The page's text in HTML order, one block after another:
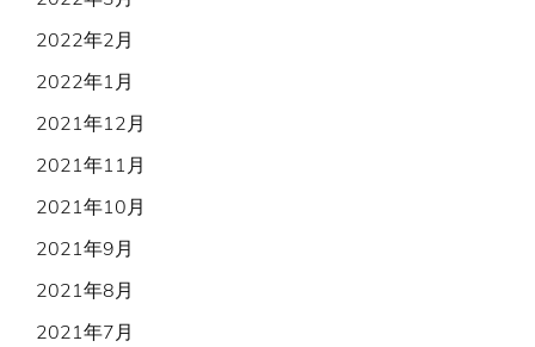
2022年2月
2022年1月
2021年12月
2021年11月
2021年10月
2021年9月
2021年8月
2021年7月